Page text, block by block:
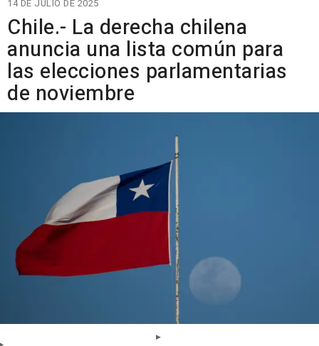
14 DE JULIO DE 2025
Chile.- La derecha chilena
anuncia una lista común para
las elecciones parlamentarias
de noviembre